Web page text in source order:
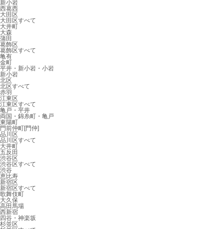
新小岩
西葛西
大田区
大田区すべて
大井町
大森
蒲田
葛飾区
葛飾区すべて
亀有
金町
平井・新小岩・小岩
新小岩
北区
北区すべて
赤羽
江東区
江東区すべて
亀戸・平井
両国・錦糸町・亀戸
東陽町
門前仲町[門仲]
品川区
品川区すべて
大井町
五反田
渋谷区
渋谷区すべて
渋谷
恵比寿
新宿区
新宿区すべて
歌舞伎町
大久保
高田馬場
西新宿
四谷・神楽坂
杉並区